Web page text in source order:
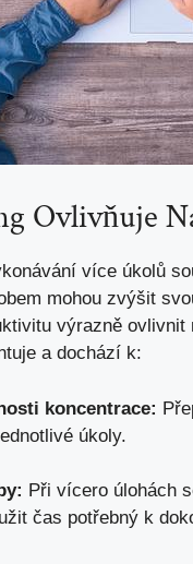
⁤Ovlivňuje
více úkolů
⁢mohou zvýšit
výrazně⁣
a dochází k:
⁣koncentrace:
úkoly.
‍Při vícero úlohách
čas potřebný k